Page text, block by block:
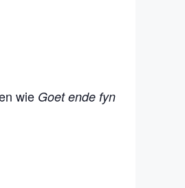
wie Goet ende fyn